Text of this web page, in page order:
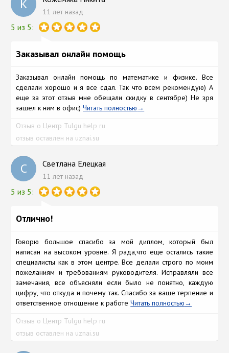
К 11 лет назад
5 из 5:
Заказывал онлайн помощь
Заказывал онлайн помощь по математике и физике. Все
сделали хорошо и я все сдал. Так что всем рекомендую) А
еще за этот отзыв мне обещали скидку в сентябре) Не зря
зашел к ним в офис)Читать полностью
Отзыв о Центр Tulgu help ru
отзыв оставлен на uznai.su
С Светлана Елецкая
11 лет назад
5 из 5:
Отлично!
Говорю большое спасибо за мой диплoм, который был
написан на высоком уровне. Я рада,что еще остались такие
специалисты как в этом центре. Все делали строго по моим
пожеланиям и требованиям руководителя. Исправляли все
замечания, все объясняли если было не понятно, каждую
цифру, что откуда и почему так. Спасибо за ваше терпение и
ответственное отношение к работеЧитать полностью
Отзыв о Центр Tulgu help ru
отзыв оставлен на uznai.su